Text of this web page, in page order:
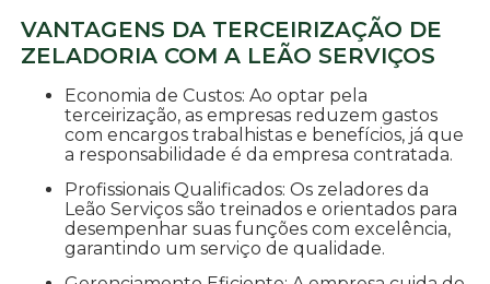
VANTAGENS DA TERCEIRIZAÇÃO DE
ZELADORIA COM A LEÃO SERVIÇOS
Economia de Custos: Ao optar pela
terceirização, as empresas reduzem gastos
com encargos trabalhistas e benefícios, já que
a responsabilidade é da empresa contratada.
Profissionais Qualificados: Os zeladores da
Leão Serviços são treinados e orientados para
desempenhar suas funções com excelência,
garantindo um serviço de qualidade.